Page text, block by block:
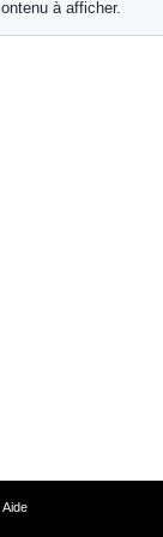
à afficher.
Aide